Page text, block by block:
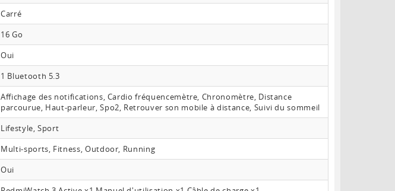
Carré
16 Go
Oui
1 Bluetooth 5.3
Affichage des notifications, Cardio fréquencemètre, Chronomètre, Distance
parcourue, Haut-parleur, Spo2, Retrouver son mobile à distance, Suivi du sommeil
Lifestyle, Sport
Multi-sports, Fitness, Outdoor, Running
Oui